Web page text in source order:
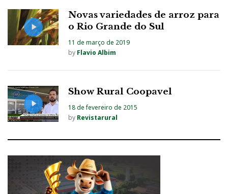
Novas variedades de arroz para
o Rio Grande do Sul
11 de março de 2019
by Flavio Albim
Show Rural Coopavel
18 de fevereiro de 2015
by Revistarural